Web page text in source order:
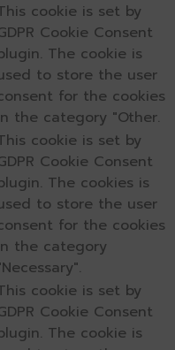
cookie is set by
Cookie Consent
The cookie is
to store the user
for the cookies
the category "Other.
cookie is set by
Cookie Consent
The cookies is
to store the user
for the cookies
the category
cookie is set by
Cookie Consent
The cookie is